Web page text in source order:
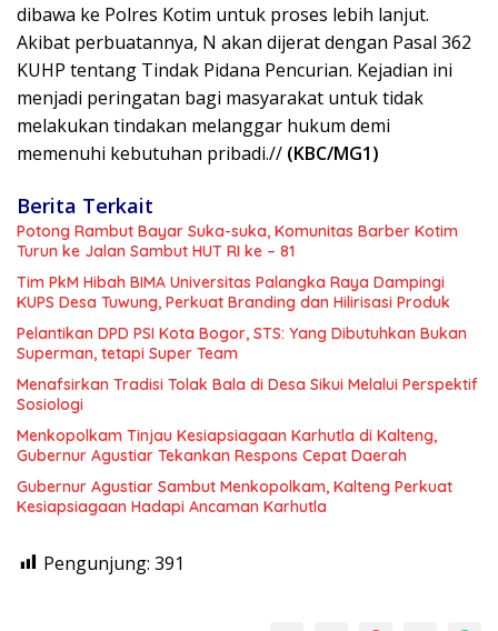
dibawa ke Polres Kotim untuk proses lebih lanjut.
Akibat perbuatannya, N akan dijerat dengan Pasal 362
KUHP tentang Tindak Pidana Pencurian. Kejadian ini
menjadi peringatan bagi masyarakat untuk tidak
melakukan tindakan melanggar hukum demi
memenuhi kebutuhan pribadi.// (KBC/MG1)
Berita Terkait
Potong Rambut Bayar Suka-suka, Komunitas Barber Kotim
Turun ke Jalan Sambut HUT RI ke – 81
Tim PkM Hibah BIMA Universitas Palangka Raya Dampingi
KUPS Desa Tuwung, Perkuat Branding dan Hilirisasi Produk
Pelantikan DPD PSI Kota Bogor, STS: Yang Dibutuhkan Bukan
Superman, tetapi Super Team
Menafsirkan Tradisi Tolak Bala di Desa Sikui Melalui Perspektif
Sosiologi
Menkopolkam Tinjau Kesiapsiagaan Karhutla di Kalteng,
Gubernur Agustiar Tekankan Respons Cepat Daerah
Gubernur Agustiar Sambut Menkopolkam, Kalteng Perkuat
Kesiapsiagaan Hadapi Ancaman Karhutla
Pengunjung: 391